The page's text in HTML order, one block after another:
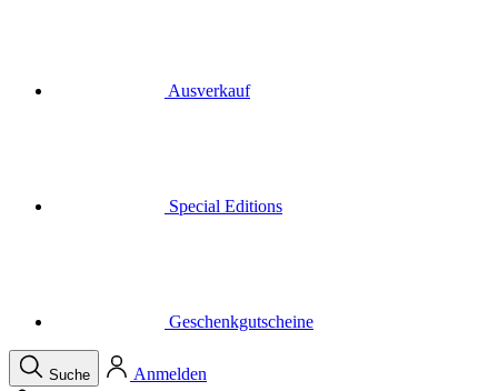
Ausverkauf
Special Editions
Geschenkgutscheine
Suche
Anmelden